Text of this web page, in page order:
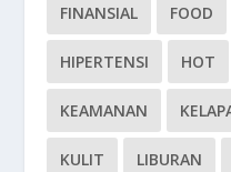
FINANSIAL FOOD
HIPERTENSI HOT
KEAMANAN
KULIT LIBURAN